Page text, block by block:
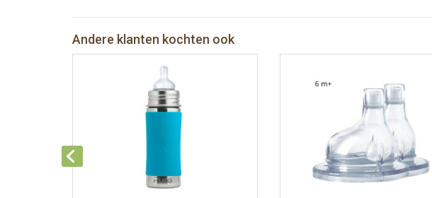
Andere klanten kochten ook